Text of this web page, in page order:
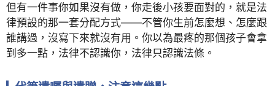
但有一件事你如果沒有做，你走後小孩要面對的，就是法
律預設的那一套分配方式——不管你生前怎麼想、怎麼跟
誰講過，沒寫下來就沒有用。你以為最疼的那個孩子會拿
到多一點，法律不認識你，法律只認識法條。